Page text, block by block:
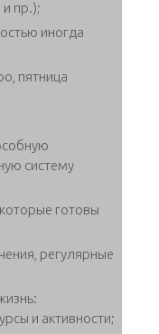
и пр.);
иногда
пятница
систему
готовы
регулярные
и активности;